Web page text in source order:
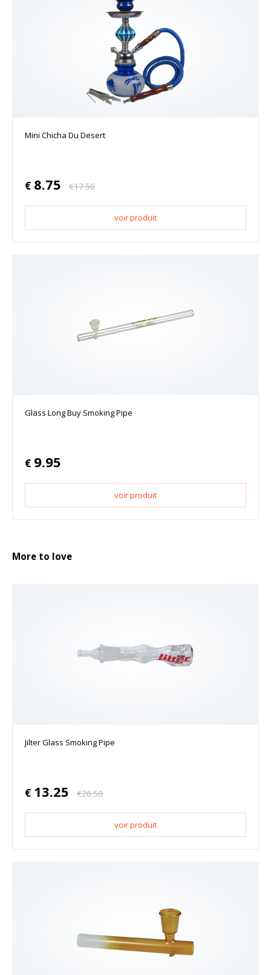
Mini Chicha Du Desert
€ 8.75 €17.50
voir produit
Glass Long Buy Smoking Pipe
€ 9.95
voir produit
More to love
Jilter Glass Smoking Pipe
€ 13.25 €26.50
voir produit